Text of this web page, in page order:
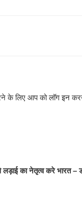
के लिए आप कोलॉग इन
से लड़ाई का नेतृत्व करे भारत –